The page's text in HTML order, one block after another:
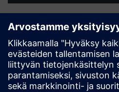
Maxima
Fysiikkaan perustuva, tekoälyn
kaksois lämpömuovauslinjoille.
sekunneissa, jotta voidaan
käyttäytymistä reaaliajassa,
ilmene...